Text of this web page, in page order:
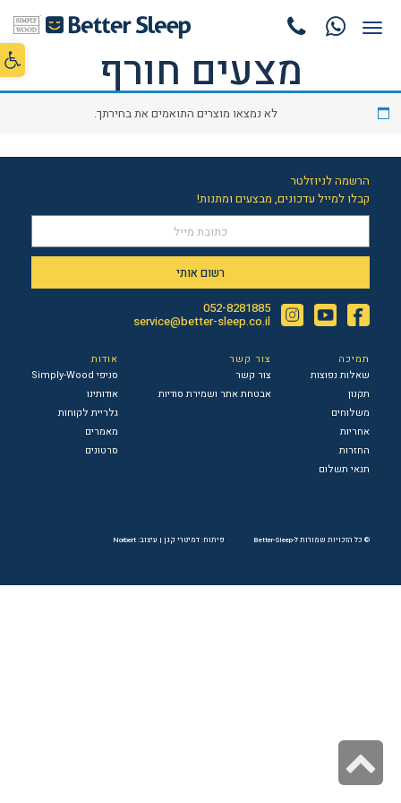
פתח
תפריט
מצעים חורף
לא נמצאו מוצרים התואמים את בחירתך.
תמיכה
שאלות נפוצות
תקנון
משלוחים
אחריות
החזרות
תנאי תשלום
צור קשר
צור קשר
אבטחת אתר ושמירת סודיות
אודות
סניפי Simply-Wood
אודותינו
גלריית לקוחות
מאמרים
סרטונים
© כל הזכויות שמורות ל-Better-Sleep פיתוח: דמיטרי קגן | עיצוב: Norbert
הרשמה לניוזלטר
קבלו למייל עדכונים, מבצעים ומתנות!
רשום אותי
052-8281885
service@better-sleep.co.il
Facebook
YouTube
Instagram
גלילה
לראש